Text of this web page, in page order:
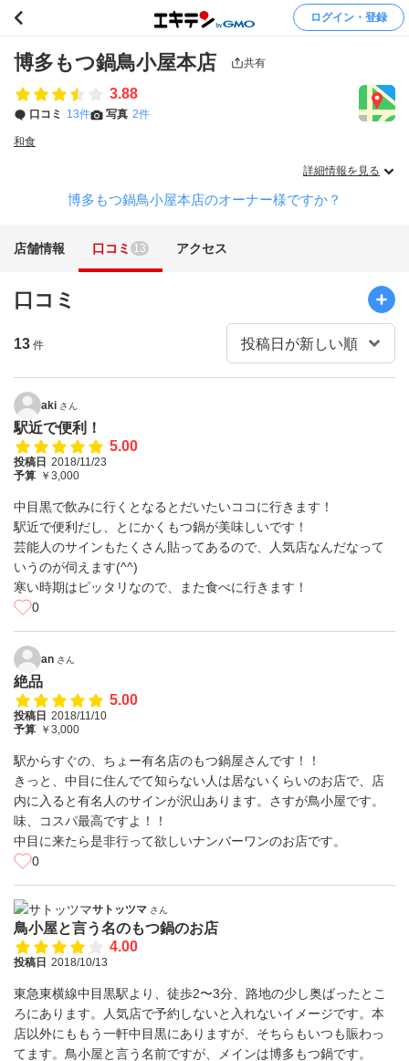
ログイン・登録
博多もつ鍋鳥小屋本店 共有
3.88
口コミ 13件 写真 2件
和食
詳細情報を見る
博多もつ鍋鳥小屋本店のオーナー様ですか？
店舗情報 口コミ 13 アクセス
口コミ
13 件
aki さん
駅近で便利！
5.00
投稿日 2018/11/23
予算 ￥3,000
中目黒で飲みに行くとなるとだいたいココに行きます！
駅近で便利だし、とにかくもつ鍋が美味しいです！
芸能人のサインもたくさん貼ってあるので、人気店なんだなって
いうのが伺えます(^^)
寒い時期はピッタリなので、また食べに行きます！
0
an さん
絶品
5.00
投稿日 2018/11/10
予算 ￥3,000
駅からすぐの、ちょー有名店のもつ鍋屋さんです！！
きっと、中目に住んでて知らない人は居ないくらいのお店で、店
内に入ると有名人のサインが沢山あります。さすが鳥小屋です。
味、コスパ最高ですよ！！
中目に来たら是非行って欲しいナンバーワンのお店です。
0
サトッツマ さん
鳥小屋と言う名のもつ鍋のお店
4.00
投稿日 2018/10/13
東急東横線中目黒駅より、徒歩2〜3分、路地の少し奥ばったとこ
ろにあります。人気店で予約しないと入れないイメージです。本
店以外にももう一軒中目黒にありますが、そちらもいつも賑わっ
てます。鳥小屋と言う名前ですが、メインは博多もつ鍋です。